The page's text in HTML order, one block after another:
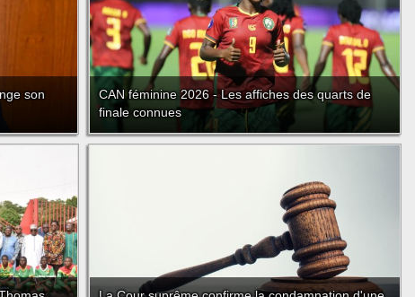
son
CAN féminine 2026 - Les affiches des quarts de
finale connues